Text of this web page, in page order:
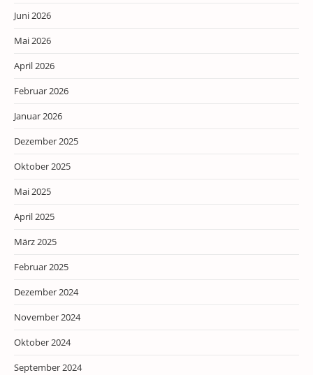
Juni 2026
Mai 2026
April 2026
Februar 2026
Januar 2026
Dezember 2025
Oktober 2025
Mai 2025
April 2025
März 2025
Februar 2025
Dezember 2024
November 2024
Oktober 2024
September 2024